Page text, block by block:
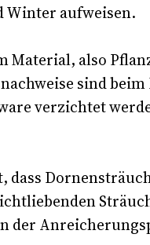
Winter aufweisen.
also
sind beim
verzichtet